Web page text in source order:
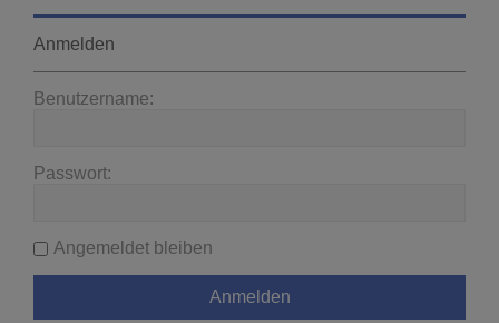
Anmelden
Benutzername:
Passwort:
Angemeldet bleiben